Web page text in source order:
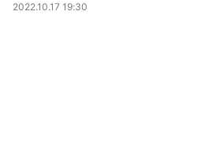
2022.10.17 19:30